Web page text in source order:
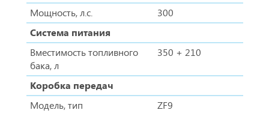
Мощность, л.с.
300
Система питания
Вместимость топливного
бака, л
350 + 210
Коробка передач
Модель, тип
ZF9